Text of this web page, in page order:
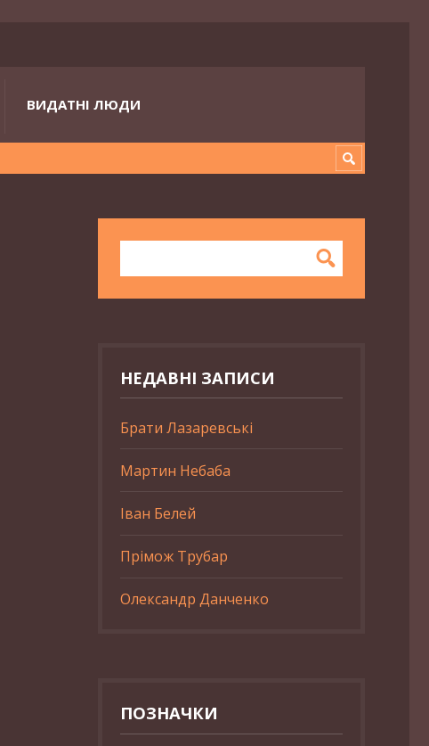
ВИДАТНІ ЛЮДИ
НЕДАВНІ ЗАПИСИ
Брати Лазаревські
Мартин Небаба
Іван Белей
Прімож Трубар
Олександр Данченко
ПОЗНАЧКИ